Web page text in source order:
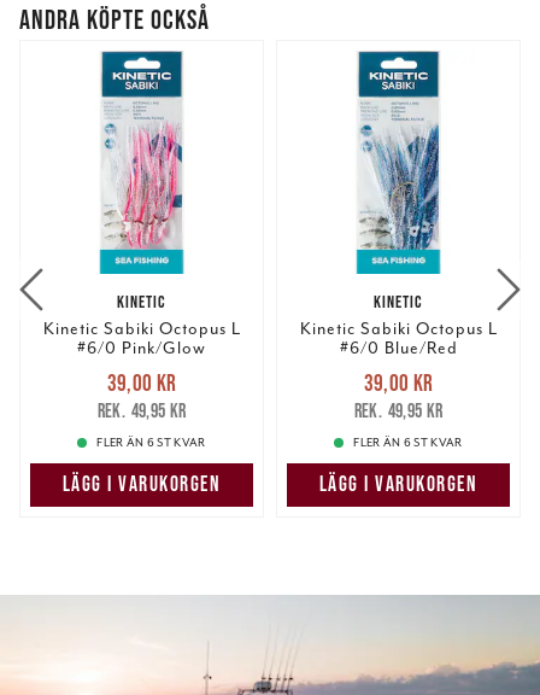
ANDRA KÖPTE OCKSÅ
KINETIC
Kinetic Sabiki Octopus L
#6/0 Pink/Glow
Nuvarande pris
39,00 krTidigare pris
49,95 kr
39,00 kr
49,95 kr
FLER ÄN 6 ST KVAR
LÄGG I VARUKORGEN
KINETIC
Kinetic Sabiki Octopus L
#6/0 Blue/Red
Nuvarande pris
39,00 krTidigare pris
49,95 kr
39,00 kr
49,95 kr
FLER ÄN 6 ST KVAR
LÄGG I VARUKORGEN